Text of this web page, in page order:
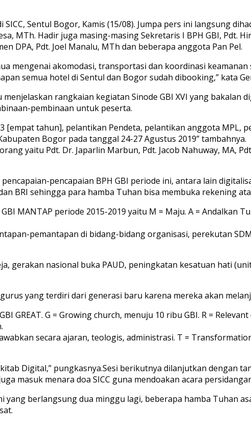
Sentul Bogor, Kamis (15/08). Jumpa pers ini langsung
MTh. Hadir juga masing-masing Sekretaris I BPH GBI, Pdt.
DPA, Pdt. Joel Manalu, MTh dan beberapa anggota Pan Pel.
mengenai akomodasi, transportasi dan koordinasi keamanan
semua hotel di Sentul dan Bogor sudah dibooking,” kata
rangkaian kegiatan Sinode GBI XVI yang bakalan
pembinaan untuk peserta.
[empat tahun], pelantikan Pendeta, pelantikan anggota MPL,
Bogor pada tanggal 24-27 Agustus 2019” tambahnya.
yaitu Pdt. Dr. Japarlin Marbun, Pdt. Jacob Nahuway, MA,
pencapaian BPH GBI periode ini, antara lain
BRI sehingga para hamba Tuhan bisa membuka rekening
MANTAP periode 2015-2019 yaitu M = Maju. A = Andalkan
pemantapan di bidang-bidang organisasi, perekutan
gerakan nasional buka PAUD, peningkatan kesatuan hati
yang terdiri dari generasi baru karena mereka akan
GREAT. G = Growing church, menuju 10 ribu GBI. R =
secara ajaran, teologis, administrasi. T =
Digital,” pungkasnya.Sesi berikutnya dilanjutkan dengan
masuk menara doa SICC guna mendoakan acara
berlangsung dua minggu lagi, beberapa hamba Tuhan